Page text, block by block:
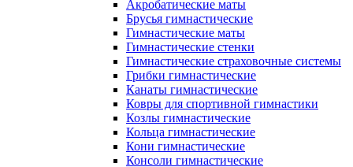
Акробатические маты
Брусья гимнастические
Гимнастические маты
Гимнастические стенки
Гимнастические страховочные системы
Грибки гимнастические
Канаты гимнастические
Ковры для спортивной гимнастики
Козлы гимнастические
Кольца гимнастические
Кони гимнастические
Консоли гимнастические